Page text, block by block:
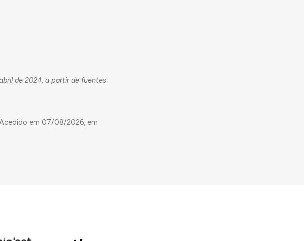
de 2024, a partir de fuentes
em 07/08/2026, em